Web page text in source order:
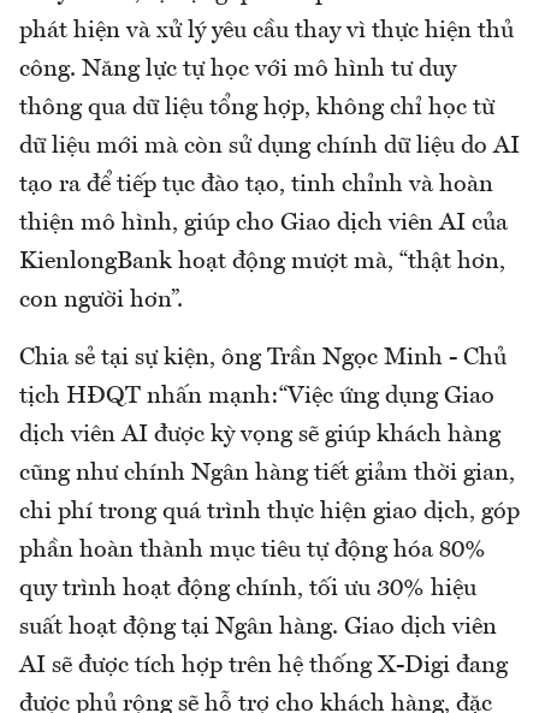
phát hiện và xử lý yêu cầu thay vì thực hiện thủ
công. Năng lực tự học với mô hình tư duy
thông qua dữ liệu tổng hợp, không chỉ học từ
dữ liệu mới mà còn sử dụng chính dữ liệu do AI
tạo ra để tiếp tục đào tạo, tinh chỉnh và hoàn
thiện mô hình, giúp cho Giao dịch viên AI của
KienlongBank hoạt động mượt mà, “thật hơn,
con người hơn”.
Chia sẻ tại sự kiện, ông Trần Ngọc Minh - Chủ
tịch HĐQT nhấn mạnh:“Việc ứng dụng Giao
dịch viên AI được kỳ vọng sẽ giúp khách hàng
cũng như chính Ngân hàng tiết giảm thời gian,
chi phí trong quá trình thực hiện giao dịch, góp
phần hoàn thành mục tiêu tự động hóa 80%
quy trình hoạt động chính, tối ưu 30% hiệu
suất hoạt động tại Ngân hàng. Giao dịch viên
AI sẽ được tích hợp trên hệ thống X-Digi đang
được phủ rộng sẽ hỗ trợ cho khách hàng, đặc